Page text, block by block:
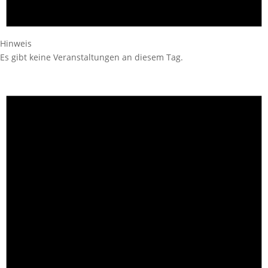
Hinweis
Es gibt keine Veranstaltungen an diesem Tag.